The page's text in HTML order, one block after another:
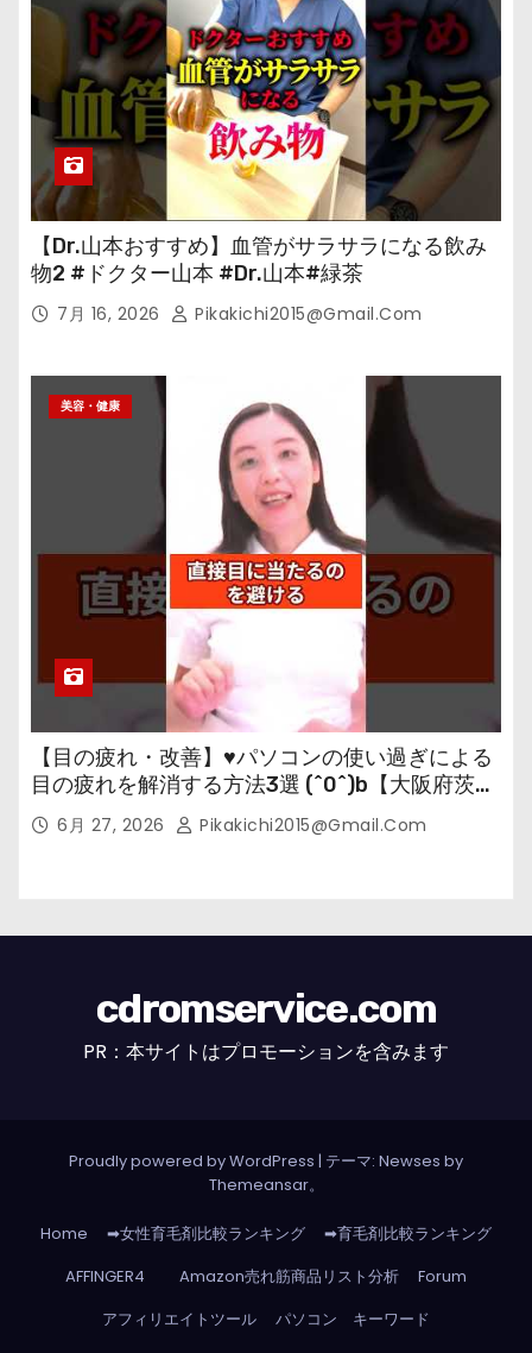
【Dr.山本おすすめ】血管がサラサラになる飲み
物2 #ドクター山本 #Dr.山本#緑茶
7月 16, 2026 Pikakichi2015@gmail.com
美容・健康
【目の疲れ・改善】♥パソコンの使い過ぎによる
目の疲れを解消する方法3選 (^0^)b【大阪府茨木
市の女性・美容鍼灸・整体師が教えます。】
6月 27, 2026 Pikakichi2015@gmail.com
cdromservice.com
PR：本サイトはプロモーションを含みます
Proudly powered by WordPress | テーマ: Newses by
Themeansar。
Home ➡女性育毛剤比較ランキング
➡育毛剤比較ランキング
AFFINGER4
Amazon売れ筋商品リスト分析
Forum
アフィリエイトツール
パソコン キーワード